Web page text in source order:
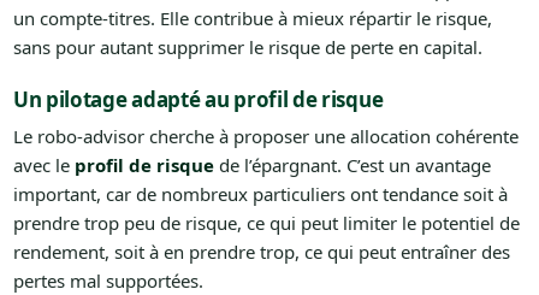
un compte-titres. Elle contribue à mieux répartir le risque,
sans pour autant supprimer le risque de perte en capital.
Un pilotage adapté au profil de risque
Le robo-advisor cherche à proposer une allocation cohérente
avec le profil de risquede l’épargnant. C’est un avantage
important, car de nombreux particuliers ont tendance soit à
prendre trop peu de risque, ce qui peut limiter le potentiel de
rendement, soit à en prendre trop, ce qui peut entraîner des
pertes mal supportées.